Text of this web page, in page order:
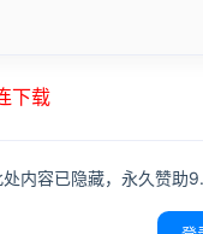
下载
处内容已隐藏，永久赞助